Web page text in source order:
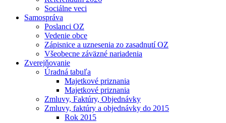
Sociálne veci
Samospráva
Poslanci OZ
Vedenie obce
Zápisnice a uznesenia zo zasadnutí OZ
Všeobecne záväzné nariadenia
Zverejňovanie
Úradná tabuľa
Majetkové priznania
Majetkové priznania
Zmluvy, Faktúry, Objednávky
Zmluvy, faktúry a objednávky do 2015
Rok 2015